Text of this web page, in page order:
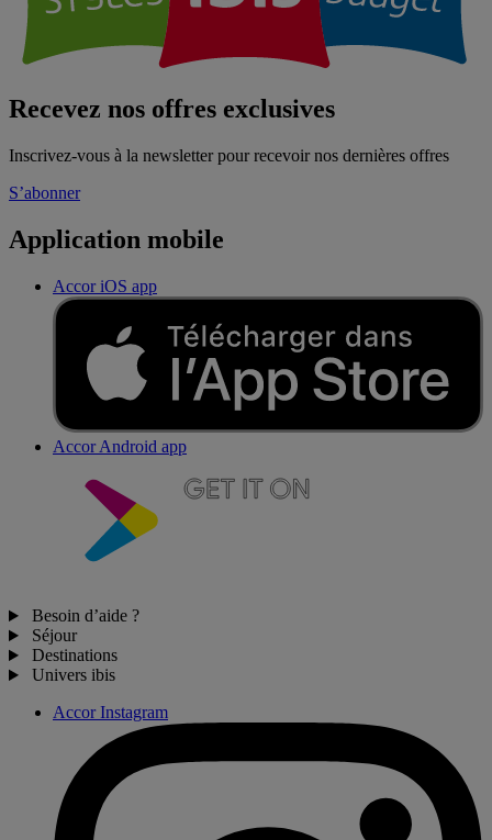
Recevez nos offres exclusives
Inscrivez-vous à la newsletter pour recevoir nos dernières offres
S’abonner
Application mobile
Accor iOS app
Accor Android app
Besoin d’aide ?
Séjour
Destinations
Univers ibis
Accor Instagram